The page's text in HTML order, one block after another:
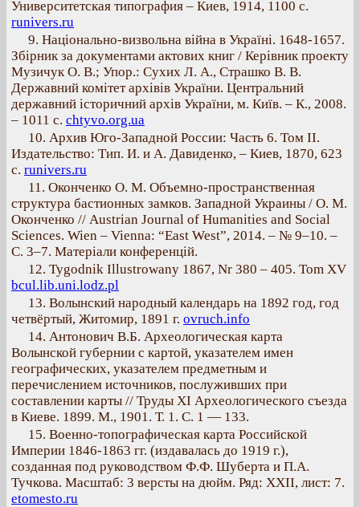
Университетская типография – Киев, 1914, 1100 с.
runivers.ru
9. Національно-визвольна війна в Україні. 1648-1657.
Збірник за документами актових книг / Керівник проекту
Музичук О. В.; Упор.: Сухих Л. А., Страшко В. В.
Державний комітет архівів України. Центральний
державний історичний архів України, м. Київ. – К., 2008.
– 1011 с. chtyvo.org.ua
10. Архив Юго-Западной России: Часть 6. Том II.
Издательство: Тип. И. и А. Давиденко, – Киев, 1870, 623
с. runivers.ru
11. Оконченко О. М. Объемно-пространственная
структура бастионных замков. Западной Украины / О. М.
Оконченко // Austrian Journal of Humanities and Social
Sciences. Wien – Vienna: “East West”, 2014. – № 9–10. –
С. 3–7. Матеріали конференцій.
12. Tygodnik Illustrowany 1867, Nr 380 – 405. Tom XV
bcul.lib.uni.lodz.pl
13. Волынский народный календарь на 1892 год, год
четвёртый, Житомир, 1891 г. ovruch.info
14. Антонович В.Б. Археологическая карта
Волынской губернии с картой, указателем имен
географических, указателем предметным и
перечислением источников, послуживших при
составлении карты // Труды XI Археологического съезда
в Киеве. 1899. М., 1901. Т. 1. С. 1 — 133.
15. Военно-топографическая карта Российской
Империи 1846-1863 гг. (издавалась до 1919 г.),
созданная под руководством Ф.Ф. Шуберта и П.А.
Тучкова. Масштаб: 3 версты на дюйм. Ряд: XXII, лист: 7.
etomesto.ru